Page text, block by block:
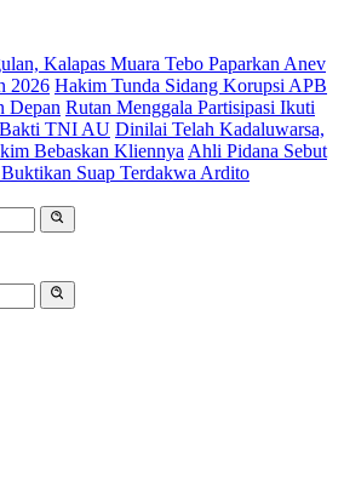
Kalapas Muara Tebo Paparkan Anev
2026 Hakim Tunda Sidang Korupsi APB
Depan Rutan Menggala Partisipasi Ikuti
TNI AU Dinilai Telah Kadaluwarsa,
Bebaskan Kliennya Ahli Pidana Sebut
Suap Terdakwa Ardito